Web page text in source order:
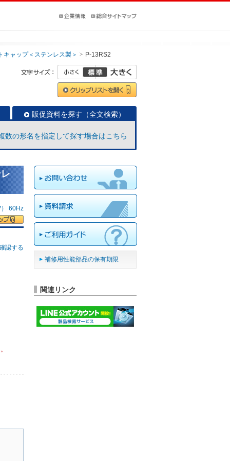
キャップ＜ステンレス製＞ P-13RS2
販促資料を探す（全文検索）
数の形名を指定して探す場合はこちら
60Hz
認する
補修用性能部品の保有期限
関連リンク